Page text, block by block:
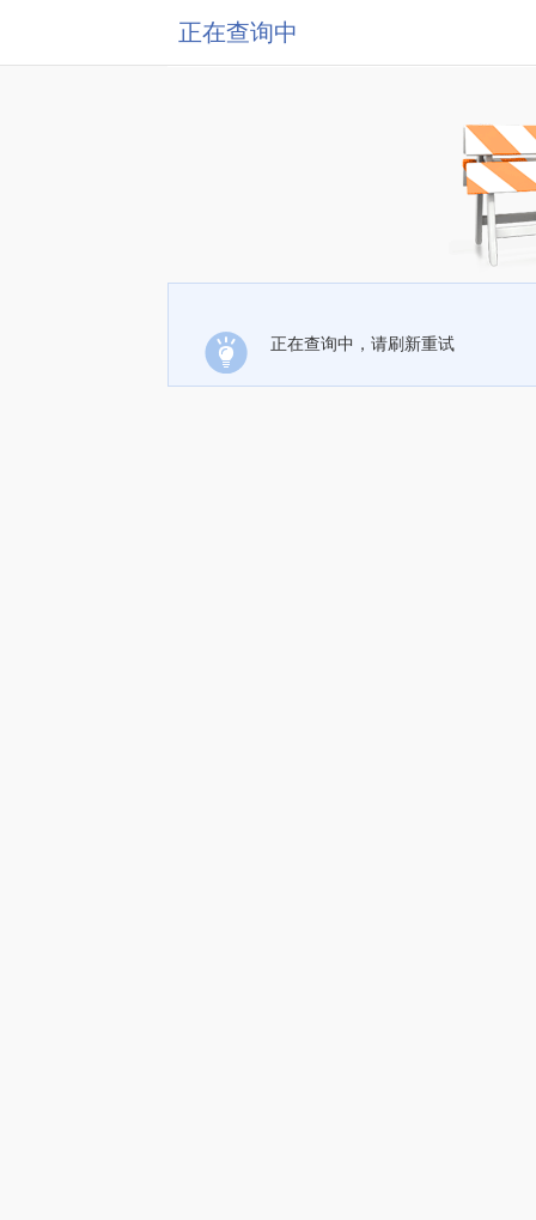
正在查询中
正在查询中，请刷新重试